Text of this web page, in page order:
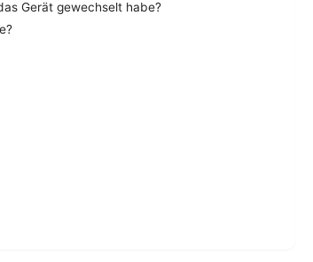
Gerät gewechselt habe?